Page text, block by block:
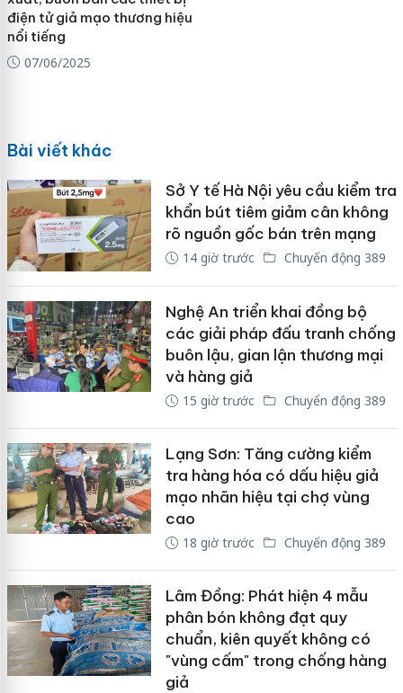
điện tử giả mạo thương hiệu
nổi tiếng
07/06/2025
Bài viết khác
Sở Y tế Hà Nội yêu cầu kiểm tra
khẩn bút tiêm giảm cân không
rõ nguồn gốc bán trên mạng
14 giờ trước Chuyển động 389
Nghệ An triển khai đồng bộ
các giải pháp đấu tranh chống
buôn lậu, gian lận thương mại
và hàng giả
15 giờ trước Chuyển động 389
Lạng Sơn: Tăng cường kiểm
tra hàng hóa có dấu hiệu giả
mạo nhãn hiệu tại chợ vùng
cao
18 giờ trước Chuyển động 389
Lâm Đồng: Phát hiện 4 mẫu
phân bón không đạt quy
chuẩn, kiên quyết không có
"vùng cấm" trong chống hàng
giả